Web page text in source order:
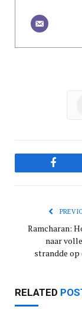
Ramcharan:
naar
strandde op
RELATED